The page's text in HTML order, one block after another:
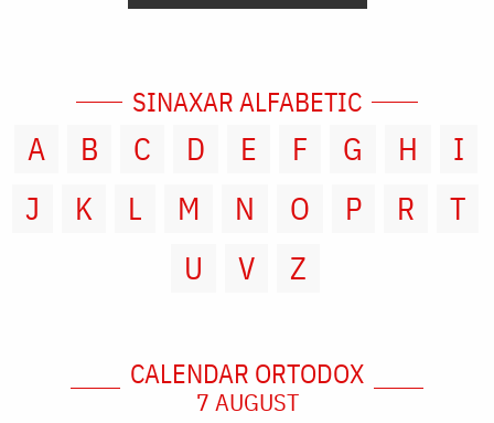
SINAXAR ALFABETIC
A B C D E F G H
I
J
K L M N O P R
T
U
V Z
CALENDAR ORTODOX
7 AUGUST